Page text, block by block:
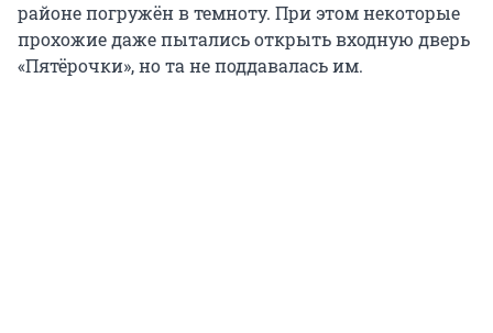
районе погружён в темноту. При этом некоторые
прохожие даже пытались открыть входную дверь
«Пятёрочки», но та не поддавалась им.